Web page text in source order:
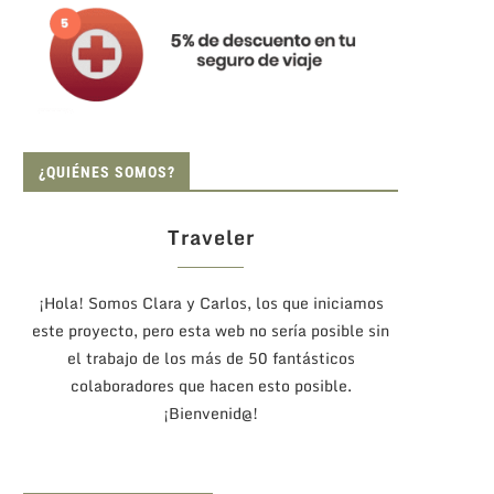
¿QUIÉNES SOMOS?
Traveler
¡Hola! Somos Clara y Carlos, los que iniciamos
este proyecto, pero esta web no sería posible sin
el trabajo de los más de 50 fantásticos
colaboradores que hacen esto posible.
¡Bienvenid@!